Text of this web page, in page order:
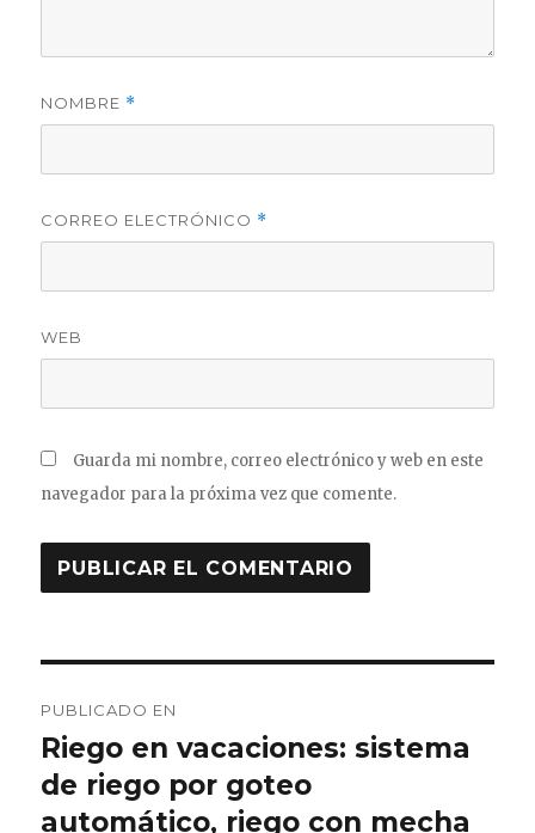
NOMBRE *
CORREO ELECTRÓNICO *
WEB
Guarda mi nombre, correo electrónico y web en este
navegador para la próxima vez que comente.
de
entradas
PUBLICADO EN
Riego en vacaciones: sistema
de riego por goteo
automático, riego con mecha